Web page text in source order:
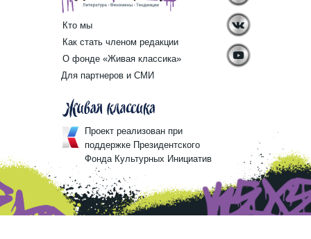
Проект реализован при
поддержке Президентского
Фонда Культурных Инициатив
Кто мы
Как стать членом редакции
О фонде «Живая классика»
Для партнеров и СМИ